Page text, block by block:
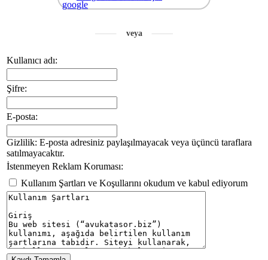
Kullanıcı adı:
Şifre:
E-posta:
Gizlilik: E-posta adresiniz paylaşılmayacak veya üçüncü taraflara
satılmayacaktır.
İstenmeyen Reklam Koruması:
Kullanım Şartları ve Koşullarını okudum ve kabul ediyorum